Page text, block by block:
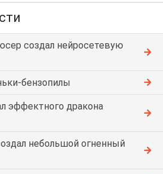
создал нейросетевую
бензопилы
эффектного дракона
небольшой огненный